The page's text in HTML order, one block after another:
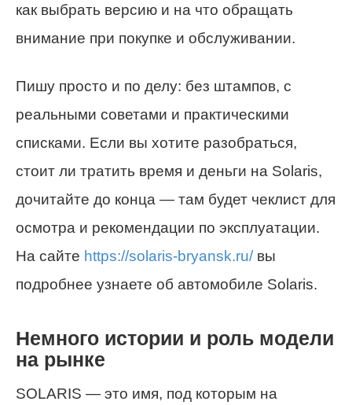
как выбрать версию и на что обращать
внимание при покупке и обслуживании.
Пишу просто и по делу: без штампов, с
реальными советами и практическими
списками. Если вы хотите разобраться,
стоит ли тратить время и деньги на Solaris,
дочитайте до конца — там будет чеклист для
осмотра и рекомендации по эксплуатации.
На сайте https://solaris-bryansk.ru/вы
подробнее узнаете об автомобиле Solaris.
Немного истории и роль модели
на рынке
SOLARIS — это имя, под которым на